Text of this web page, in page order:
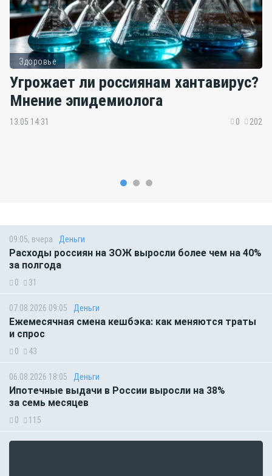
Здоровье
Угрожает ли россиянам хантавирус?
Мнение эпидемиолога
13.05 14:31 0 202
09:05, вчера Деньги
Расходы россиян на ЗОЖ выросли более чем на 40%
за полгода
0 31
07.08.2026 09:05 Деньги
Ежемесячная смена кешбэка: как меняются траты
и спрос
0 43
06.08.2026 18:05 Деньги
Ипотечные выдачи в России выросли на 38%
за семь месяцев
0 115